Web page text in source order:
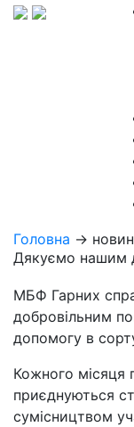
Головна →
Дякуємо нашим
МБФ Гарних
добровільним
допомогу в
Кожного місяця
приєднуються
сумісництвом